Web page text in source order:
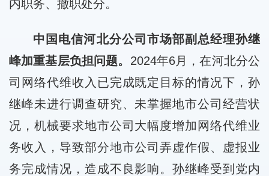
内职务、撤职处分。
中国电信河北分公司市场部副总经理孙继
峰加重基层负担问题。 2024年6月，在河北分公
司网络代维收入已完成既定目标的情况下，孙
继峰未进行调查研究、未掌握地市公司经营状
况，机械要求地市公司大幅度增加网络代维业
务收入，导致部分地市公司弄虚作假、虚报业
务完成情况，造成不良影响。孙继峰受到党内